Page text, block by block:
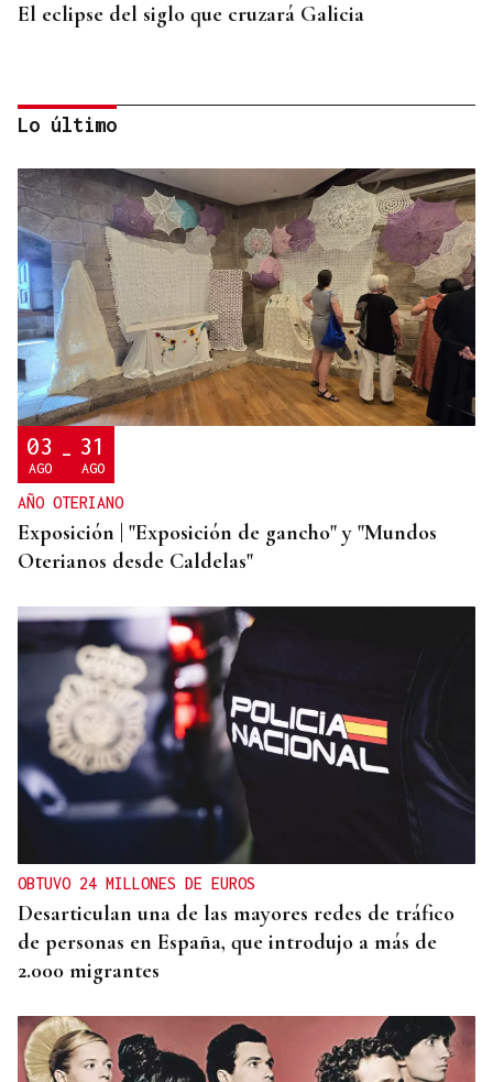
El eclipse del siglo que cruzará Galicia
LA REVISTA
La playlist de... Jay Doe
Lo último
03
AGO - 31
AGO
AÑO OTERIANO
Exposición | "Exposición de gancho" y "Mundos
Oterianos desde Caldelas"
OBTUVO 24 MILLONES DE EUROS
Desarticulan una de las mayores redes de tráfico
de personas en España, que introdujo a más de
2.000 migrantes